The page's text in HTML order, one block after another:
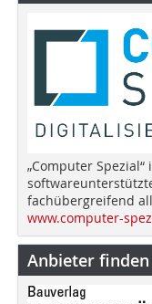
„Computer
fachübergreifend
www.computer-
Anbieter finden